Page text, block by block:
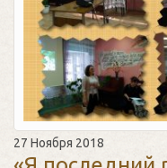
27 Ноября 2018